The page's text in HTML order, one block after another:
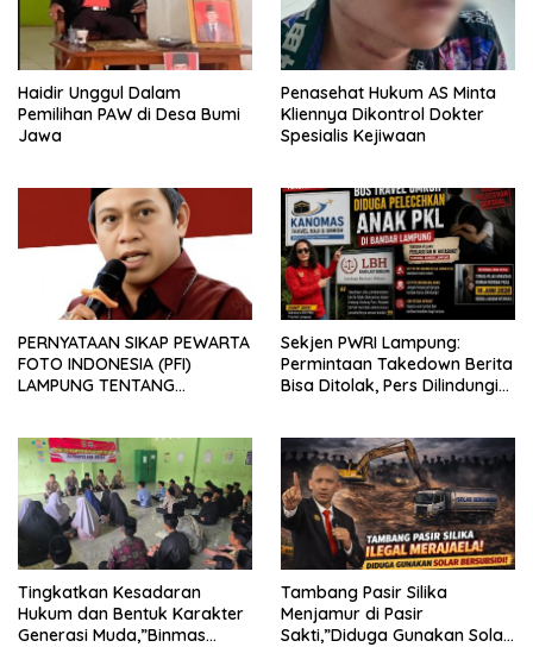
Haidir Unggul Dalam
Pemilihan PAW di Desa Bumi
Jawa
Penasehat Hukum AS Minta
Kliennya Dikontrol Dokter
Spesialis Kejiwaan
PERNYATAAN SIKAP PEWARTA
FOTO INDONESIA (PFI)
LAMPUNG TENTANG
TERHADAP JURNALIS DI
PENGADILAN NEGERI
TANJUNG KARANG.
Sekjen PWRI Lampung:
Permintaan Takedown Berita
Bisa Ditolak, Pers Dilindungi
Tingkatkan Kesadaran
Hukum dan Bentuk Karakter
Generasi Muda,”Binmas
Tambang Pasir Silika
Menjamur di Pasir
Sakti,”Diduga Gunakan Solar